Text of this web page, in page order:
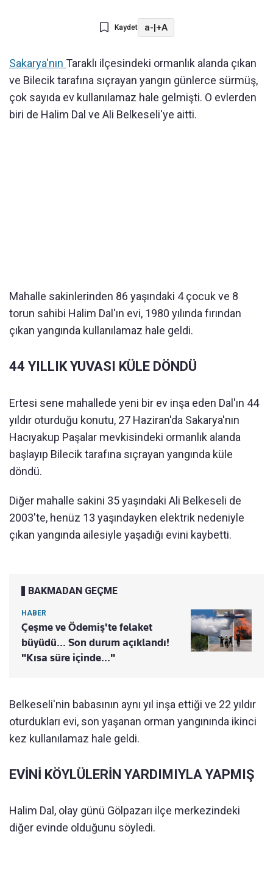
Kaydet a-|+A
Sakarya'nın Taraklı ilçesindeki ormanlık alanda çıkan
ve Bilecik tarafına sıçrayan yangın günlerce sürmüş,
çok sayıda ev kullanılamaz hale gelmişti. O evlerden
biri de Halim Dal ve Ali Belkeseli'ye aitti.
Mahalle sakinlerinden 86 yaşındaki 4 çocuk ve 8
torun sahibi Halim Dal'ın evi, 1980 yılında fırından
çıkan yangında kullanılamaz hale geldi.
44 YILLIK YUVASI KÜLE DÖNDÜ
Ertesi sene mahallede yeni bir ev inşa eden Dal'ın 44
yıldır oturduğu konutu, 27 Haziran'da Sakarya'nın
Hacıyakup Paşalar mevkisindeki ormanlık alanda
başlayıp Bilecik tarafına sıçrayan yangında küle
döndü.
Diğer mahalle sakini 35 yaşındaki Ali Belkeseli de
2003'te, henüz 13 yaşındayken elektrik nedeniyle
çıkan yangında ailesiyle yaşadığı evini kaybetti.
BAKMADAN GEÇME
HABER
Çeşme ve Ödemiş'te felaket
büyüdü... Son durum açıklandı!
"Kısa süre içinde..."
Belkeseli'nin babasının aynı yıl inşa ettiği ve 22 yıldır
oturdukları evi, son yaşanan orman yangınında ikinci
kez kullanılamaz hale geldi.
EVİNİ KÖYLÜLERİN YARDIMIYLA YAPMIŞ
Halim Dal, olay günü Gölpazarı ilçe merkezindeki
diğer evinde olduğunu söyledi.